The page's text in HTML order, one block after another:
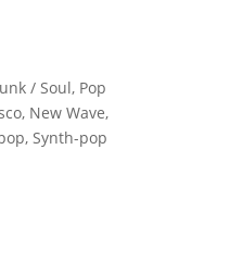
/ Soul, Pop
New Wave,
Synth-pop